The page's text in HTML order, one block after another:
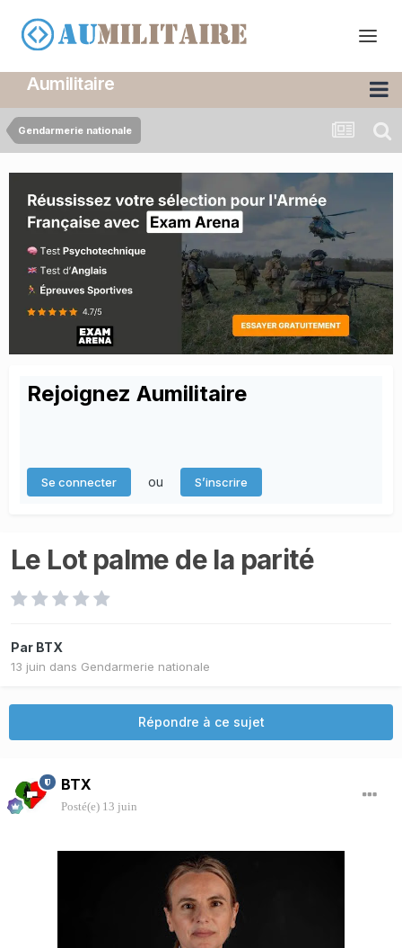
Aumilitaire
Gendarmerie nationale
Rejoignez Aumilitaire
Se connecter ou S’inscrire
Le Lot palme de la parité
Par BTX
13 juin dans Gendarmerie nationale
Répondre à ce sujet
BTX
Posté(e) 13 juin